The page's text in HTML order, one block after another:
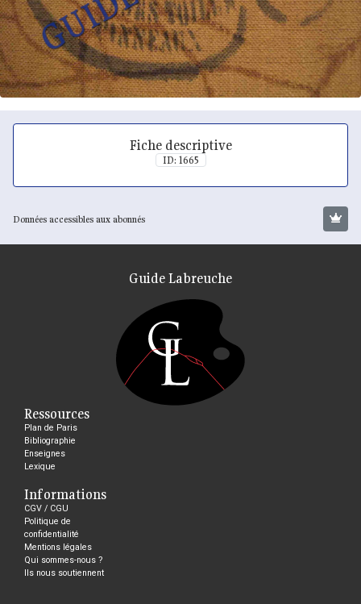
Fiche descriptive
ID: 1665
Données accessibles aux abonnés
Guide Labreuche
Ressources
Plan de Paris
Bibliographie
Enseignes
Lexique
Informations
CGV / CGU
Politique de
confidentialité
Mentions légales
Qui sommes-nous ?
Ils nous soutiennent